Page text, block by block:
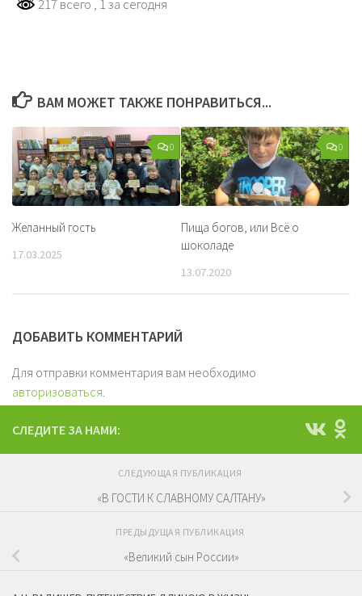
217 всего , 1 за сегодня
ВАМ МОЖЕТ ТАКЖЕ ПОНРАВИТЬСЯ...
0
Желанный гость
17.03.2025
0
Пища богов, или Всё о
шоколаде
13.07.2020
ДОБАВИТЬ КОММЕНТАРИЙ
Для отправки комментария вам необходимо
авторизоваться
СЛЕДИТЕ ЗА НАМИ:
СЛЕДУЮЩАЯ ПУБЛИКАЦИЯ
«В ГОСТИ К СЛАВНОМУ САЛТАНУ»
ПРЕДЫДУЩАЯ ПУБЛИКАЦИЯ
«Великий сын России»